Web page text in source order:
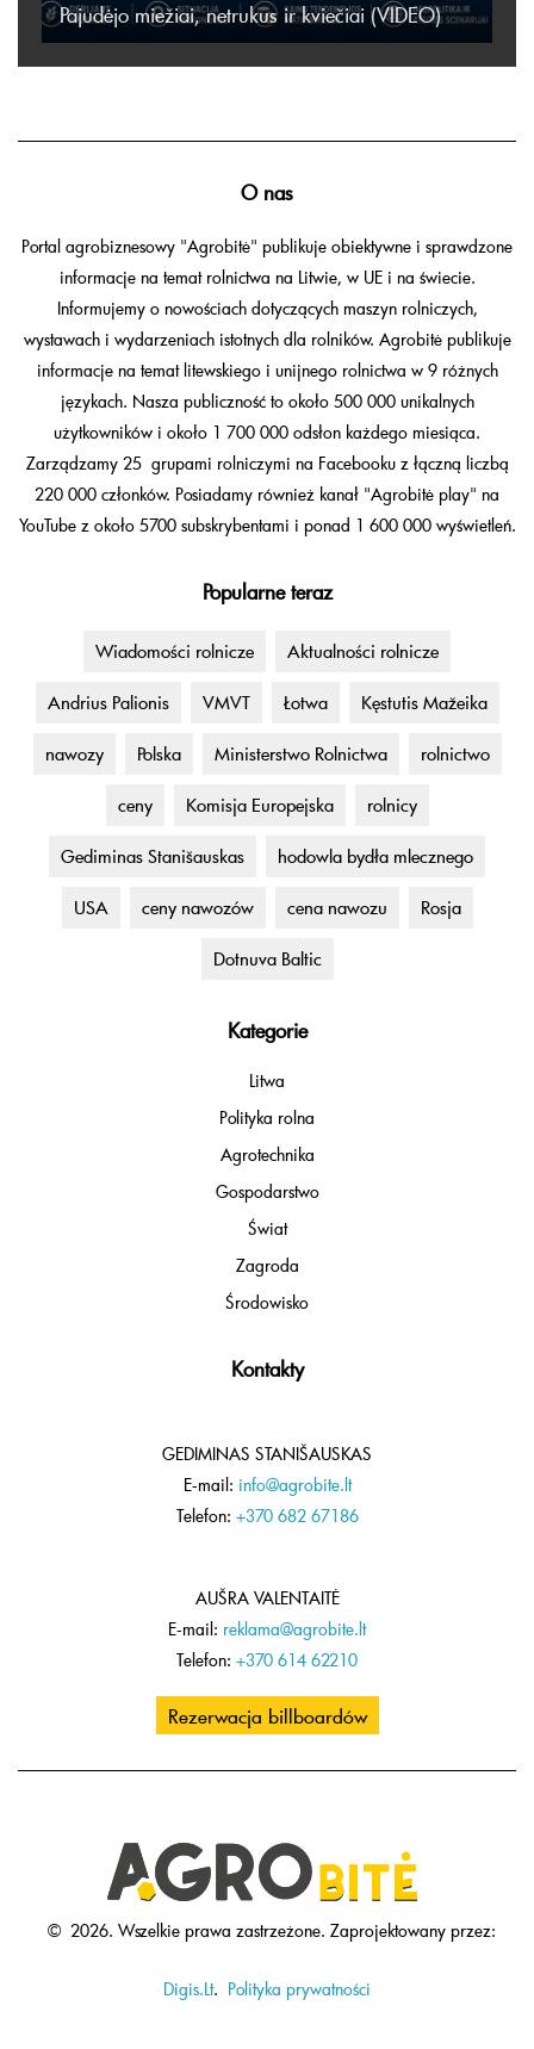
Pajudėjo miežiai, netrukus ir kviečiai (VIDEO)
O nas
Portal agrobiznesowy "Agrobitė" publikuje obiektywne i sprawdzone
informacje na temat rolnictwa na Litwie, w UE i na świecie.
Informujemy o nowościach dotyczących maszyn rolniczych,
wystawach i wydarzeniach istotnych dla rolników. Agrobitė publikuje
informacje na temat litewskiego i unijnego rolnictwa w 9 różnych
językach. Nasza publiczność to około 500 000 unikalnych
użytkowników i około 1 700 000 odsłon każdego miesiąca.
Zarządzamy 25 grupami rolniczymi na Facebooku z łączną liczbą
220 000 członków. Posiadamy również kanał "Agrobitė play" na
YouTube z około 5700 subskrybentami i ponad 1 600 000 wyświetleń.
Popularne teraz
Wiadomości rolnicze Aktualności rolnicze
Andrius Palionis VMVT Łotwa Kęstutis Mažeika
nawozy Polska Ministerstwo Rolnictwa rolnictwo
ceny Komisja Europejska rolnicy
Gediminas Stanišauskas hodowla bydła mlecznego
USA ceny nawozów cena nawozu Rosja
Dotnuva Baltic
Kategorie
Litwa
Polityka rolna
Agrotechnika
Gospodarstwo
Świat
Zagroda
Środowisko
Kontakty
GEDIMINAS STANIŠAUSKAS
E-mail: info@agrobite.lt
Telefon: +370 682 67186
AUŠRA VALENTAITĖ
E-mail: reklama@agrobite.lt
Telefon: +370 614 62210
Rezerwacja billboardów
© 2026. Wszelkie prawa zastrzeżone. Zaprojektowany przez:
Digis.Lt. Polityka prywatności